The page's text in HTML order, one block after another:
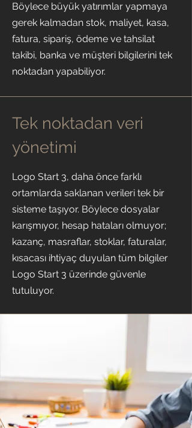
Böylece büyük yatırımlar yapmaya
gerek kalmadan stok, maliyet, kasa,
fatura, sipariş, ödeme ve tahsilat
takibi, banka ve müşteri bilgilerini tek
noktadan yapabiliyor.
Tek noktadan veri
yönetimi
Logo Start 3, daha önce farklı
ortamlarda saklanan verileri tek bir
sisteme taşıyor. Böylece dosyalar
karışmıyor, hesap hataları olmuyor;
kazanç, masraflar, stoklar, faturalar,
kısacası ihtiyaç duyulan tüm bilgiler
Logo Start 3 üzerinde güvenle
tutuluyor.